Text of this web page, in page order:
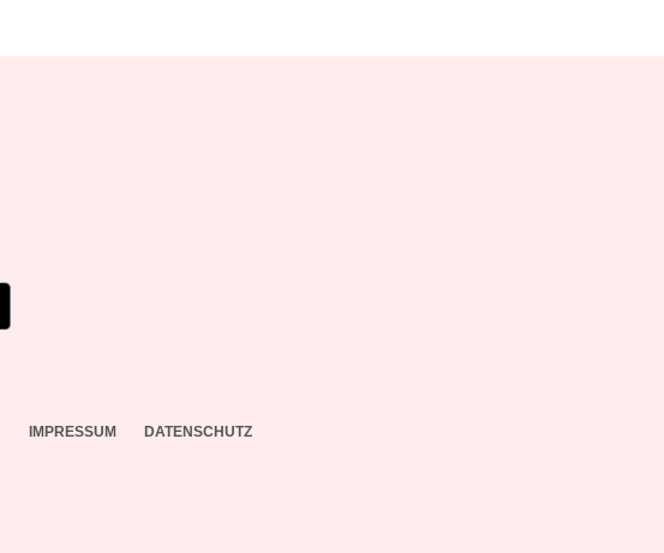
IMPRESSUM DATENSCHUTZ